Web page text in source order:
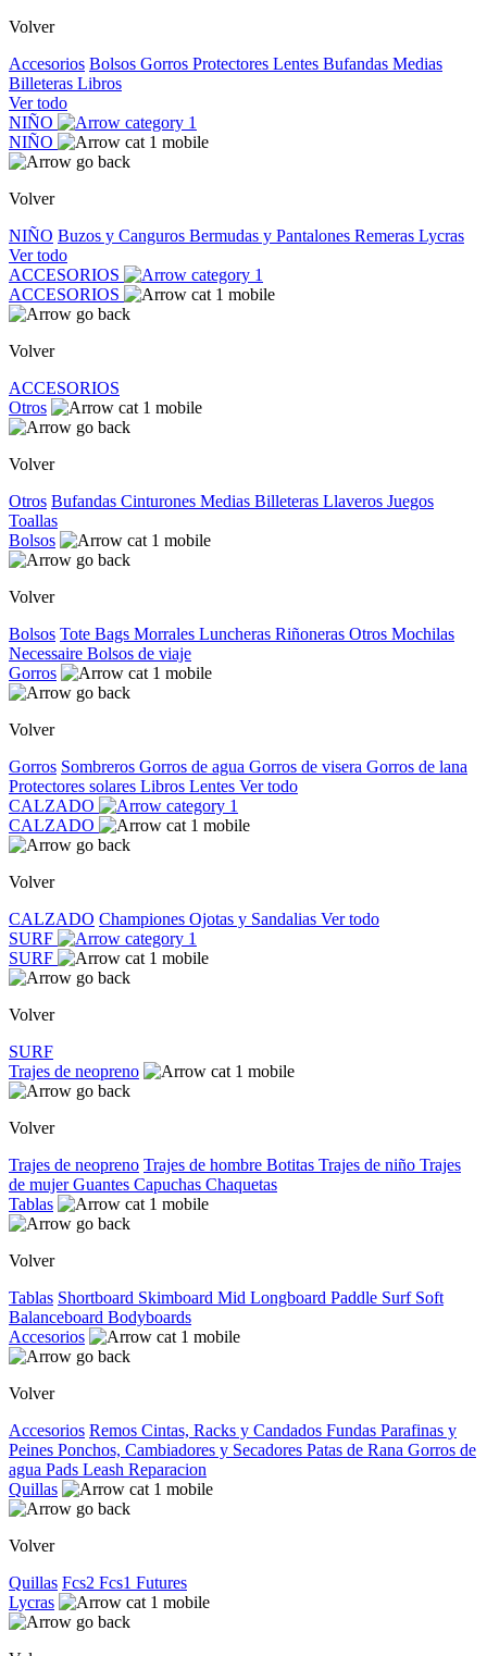
Volver
Accesorios Bolsos Gorros Protectores Lentes Bufandas Medias
Billeteras Libros
Ver todo
NIÑO
NIÑO
Volver
NIÑO Buzos y Canguros Bermudas y Pantalones Remeras Lycras
Ver todo
ACCESORIOS
ACCESORIOS
Volver
ACCESORIOS
Otros
Volver
Otros Bufandas Cinturones Medias Billeteras Llaveros Juegos
Toallas
Bolsos
Volver
Bolsos Tote Bags Morrales Luncheras Riñoneras Otros Mochilas
Necessaire Bolsos de viaje
Gorros
Volver
Gorros Sombreros Gorros de agua Gorros de visera Gorros de lana
Protectores solares Libros Lentes Ver todo
CALZADO
CALZADO
Volver
CALZADO Championes Ojotas y Sandalias Ver todo
SURF
SURF
Volver
SURF
Trajes de neopreno
Volver
Trajes de neopreno Trajes de hombre Botitas Trajes de niño Trajes
de mujerGuantes Capuchas Chaquetas
Tablas
Volver
Tablas Shortboard Skimboard Mid Longboard Paddle Surf Soft
Balanceboard Bodyboards
Accesorios
Volver
Accesorios Remos Cintas, Racks y Candados Fundas Parafinas y
Peines Ponchos, Cambiadores y Secadores Patas de Rana Gorros de
agua Pads Leash Reparacion
Quillas
Volver
Quillas Fcs2 Fcs1 Futures
Lycras